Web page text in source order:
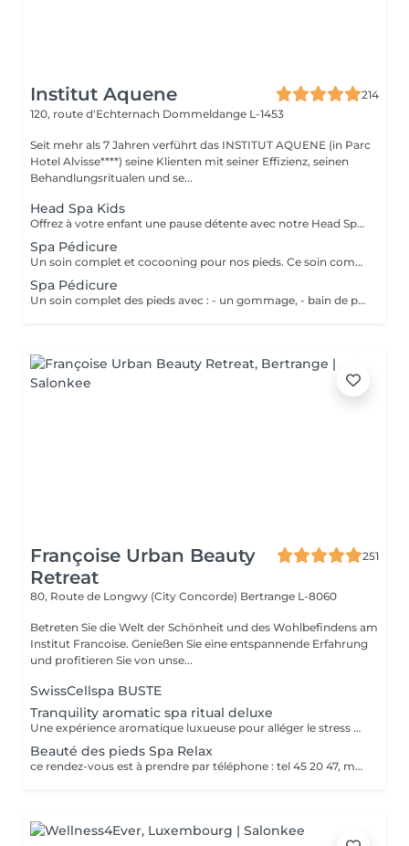
Institut Aquene
214
120, route d'Echternach Dommeldange L-1453
Seit mehr als 7 Jahren verführt das INSTITUT AQUENE (in Parc
Hotel Alvisse****) seine Klienten mit seiner Effizienz, seinen
Behandlungsritualen und se...
Head Spa Kids
Offrez à votre enfant une pause détente avec notre Head Spa Kids, un soin de 30 min spécialement conçu pour les jeunes de 10 à 13 ans. Ce rituel doux et apaisant prend soin de leur cuir chevelu tout en leur offrant un moment de relaxation adapté à leur âge. Ce soin comprend - Nettoyage délicat: Un lavage doux adapté aux cheveux et cuir chevelu des enfants. - Massage relaxant: Une gestuelle apaisante pour favoriser la détente et stimuler la microcirculation. - Hydratation légère: des produits respectueux, spécialement choisis pour nourrir et protéger leurs cheveux. Un sèche cheveux et des brosses sont mis à sa disposition pour que votre enfant ne sorte pas avec la tête mouillée
Spa Pédicure
Un soin complet et cocooning pour nos pieds. Ce soin comprend: - Un gommage - Une pédicure afin de soigner les ongles et les callosités des pieds - un massage (plus long que dans nos simple prestations de pédicure)
Spa Pédicure
Un soin complet des pieds avec : - un gommage, - bain de pieds, - pédicure pour le soin des ongles et traitement des peaux - d'un massage des pieds.
Françoise Urban Beauty
Retreat
251
80, Route de Longwy (City Concorde) Bertrange L-8060
Betreten Sie die Welt der Schönheit und des Wohlbefindens am
Institut Francoise. Genießen Sie eine entspannende Erfahrung
und profitieren Sie von unse...
SwissCellspa BUSTE
Tranquility aromatic spa ritual deluxe
Une expérience aromatique luxueuse pour alléger le stress et la tension. Ce massage relaxera votre corps et votre esprit en profondeur. Il vous procurera un sentiment agréable de bien-être, de décontraction des muscles, une meilleure circulation sanguine, de l'hydratation et de la tonicité.
Beauté des pieds Spa Relax
ce rendez-vous est à prendre par téléphone : tel 45 20 47, merci